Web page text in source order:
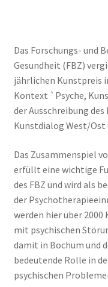
Das Forschungs- und
Gesundheit (FBZ)
jährlichen Kunstpreis
Kontext `Psyche,
der Ausschreibung
Kunstdialog West/
Das Zusammenspiel
erfüllt eine wichtige
des FBZ und wird als
der
werden hier über 2000
mit psychischen
damit in Bochum und
bedeutende Rolle in
psychischen